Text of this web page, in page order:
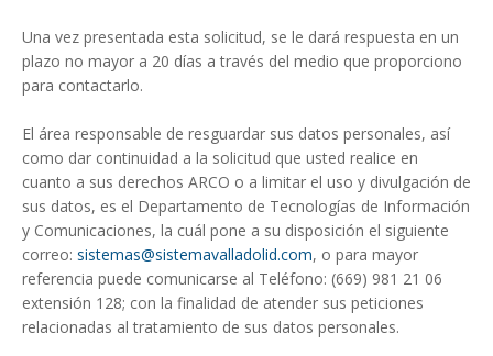
Una vez presentada esta solicitud, se le dará respuesta en un
plazo no mayor a 20 días a través del medio que proporciono
para contactarlo.
El área responsable de resguardar sus datos personales, así
como dar continuidad a la solicitud que usted realice en
cuanto a sus derechos ARCO o a limitar el uso y divulgación de
sus datos, es el Departamento de Tecnologías de Información
y Comunicaciones, la cuál pone a su disposición el siguiente
correo: sistemas@sistemavalladolid.com, o para mayor
referencia puede comunicarse al Teléfono: (669) 981 21 06
extensión 128; con la finalidad de atender sus peticiones
relacionadas al tratamiento de sus datos personales.